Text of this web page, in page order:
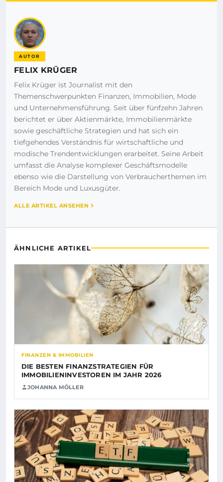
AUTOR
FELIX KRÜGER
Felix Krüger ist Journalist mit den
Themenschwerpunkten Finanzen, Immobilien, Mode
und Unternehmensführung. Seit über fünfzehn Jahren
berichtet er über Aktienmärkte, Immobilienmärkte
sowie geschäftliche Strategien und hat sich ein
tiefgehendes Verständnis für wirtschaftliche und
modische Trendentwicklungen erarbeitet. Seine Arbeit
umfasst die Analyse komplexer Geschäftsmodelle
ebenso wie die Darstellung von Verbraucherthemen im
Bereich Mode und Luxusgüter.
ALLE ARTIKEL ANSEHEN
ÄHNLICHE ARTIKEL
FINANZEN & IMMOBILIEN
DIE BESTEN FINANZSTRATEGIEN FÜR
IMMOBILIENINVESTOREN IM JAHR 2026
JOHANNA MÖLLER